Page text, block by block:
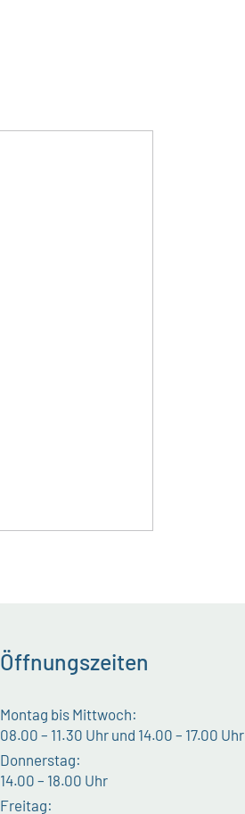
Öffnungszeiten
Montag bis Mittwoch:
08.00 – 11.30 Uhr und 14.00 – 17.00 Uhr
Donnerstag:
14.00 – 18.00 Uhr
Freitag: